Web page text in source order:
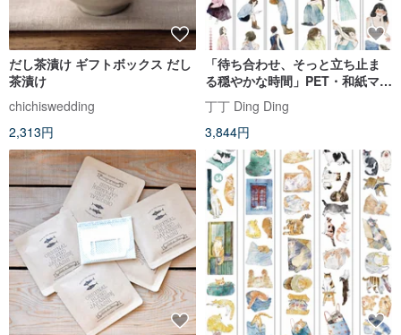
だし茶漬け ギフトボックス だし
茶漬け
chichiswedding
2,313円
「待ち合わせ、そっと立ち止ま
る穏やかな時間」PET・和紙マス
キングテープ (kiss-cut)
丁丁 Ding Ding
3,844円